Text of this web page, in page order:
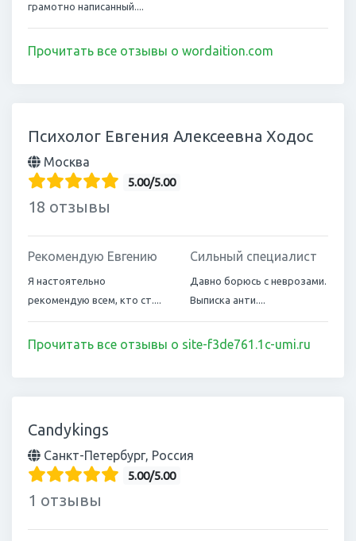
грамотно написанный....
Прочитать все отзывы о wordaition.com
Психолог Евгения Алексеевна Ходос
Москва
5.00/5.00
18 отзывы
Рекомендую Евгению
Я настоятельно
рекомендую всем, кто ст....
Сильный специалист
Давно борюсь с неврозами.
Выписка анти....
Прочитать все отзывы о site-f3de761.1c-umi.ru
Candykings
Санкт-Петербург, Россия
5.00/5.00
1 отзывы